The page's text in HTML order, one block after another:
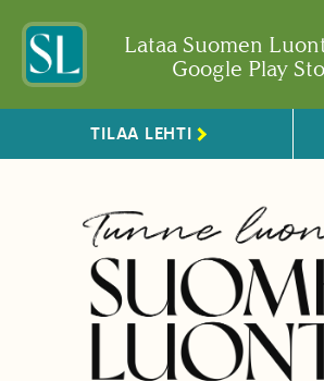
Lataa Suomen
Google Play
TILAA LEHTI